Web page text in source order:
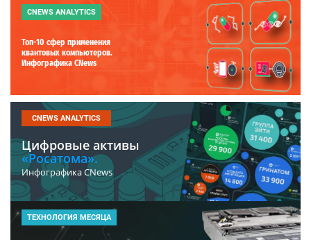
CNEWS ANALYTICS
Топ-10 сфер применения
квантовых компьютеров.
Инфографика CNews
CNEWS ANALYTICS
Цифровые активы
«Росатома».
Инфографика CNews
ТЕХНОЛОГИЯ МЕСЯЦА